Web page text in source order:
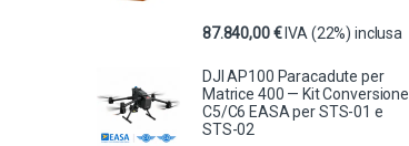
87.840,00€ IVA (22%) inclusa
DJI AP100 Paracadute per
Matrice 400 — Kit Conversione
C5/C6 EASA per STS-01 e
STS-02